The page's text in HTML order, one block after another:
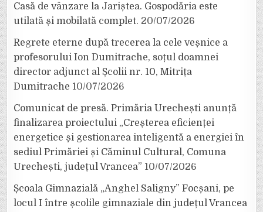
Casă de vânzare la Jariștea. Gospodăria este
utilată și mobilată complet. 20/07/2026
Regrete eterne după trecerea la cele veșnice a
profesorului Ion Dumitrache, soțul doamnei
director adjunct al Școlii nr. 10, Mitrița
Dumitrache 10/07/2026
Comunicat de presă. Primăria Urechești anunță
finalizarea proiectului „Creșterea eficienței
energetice și gestionarea inteligentă a energiei în
sediul Primăriei și Căminul Cultural, Comuna
Urechești, județul Vrancea” 10/07/2026
Școala Gimnazială „Anghel Saligny” Focșani, pe
locul I între școlile gimnaziale din județul Vrancea